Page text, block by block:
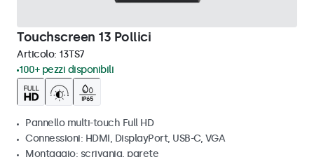
Touchscreen 13 Pollici
Articolo: 13TS7
100+ pezzi disponibili
Pannello multi-touch Full HD
Connessioni: HDMI, DisplayPort, USB-C, VGA
Montaggio: scrivania, parete